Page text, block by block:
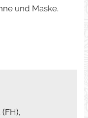
und Maske.